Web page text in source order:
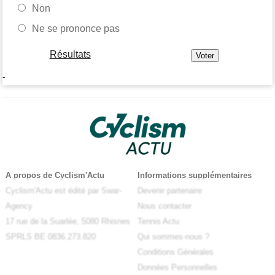
Non
Ne se prononce pas
Résultats
-
A propos de Cyclism'Actu
Cyclism'Actu est édité par Swar-
Agency
17 rue de la Suarlée, 5080 Rhisnes
SPRLS BE 0836.273.820
Informations supplémentaires
Devenir partenaire
Nous contacter
Tennis Actu
Qui sommes-nous ?
Conditions Générales
Données Personnelles